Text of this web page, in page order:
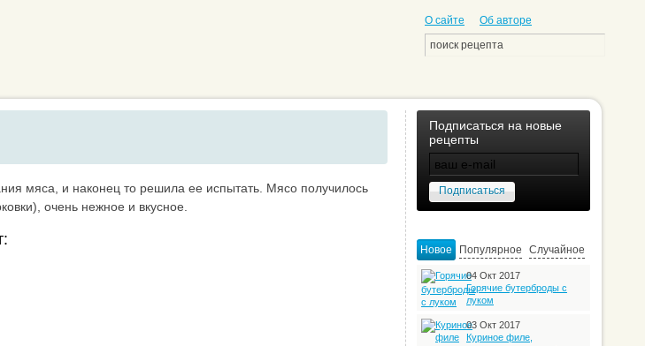
О сайте Об авторе
мяса, и наконец то решила ее испытать. Мясо получилось
очень нежное и вкусное.
Подписаться на новые
рецепты
Новое Популярное Случайное
04 Окт 2017
Горячие бутерброды с
луком
03 Окт 2017
Куриное филе,